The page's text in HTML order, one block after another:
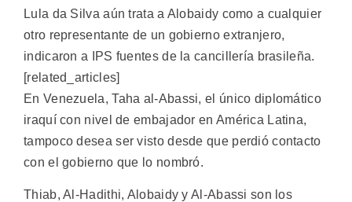
Lula da Silva aún trata a Alobaidy como a cualquier
otro representante de un gobierno extranjero,
indicaron a IPS fuentes de la cancillería brasileña.
[related_articles]
En Venezuela, Taha al-Abassi, el único diplomático
iraquí con nivel de embajador en América Latina,
tampoco desea ser visto desde que perdió contacto
con el gobierno que lo nombró.
Thiab, Al-Hadithi, Alobaidy y Al-Abassi son los